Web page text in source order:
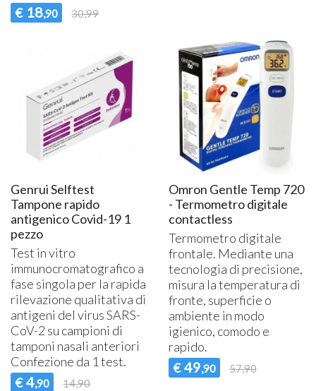
€ 18,90 30,99
Genrui Selftest
Tampone rapido
antigenico Covid-19 1
pezzo
Test in vitro
immunocromatografico a
fase singola per la rapida
rilevazione qualitativa di
antigeni del virusSARS-
CoV-2 su campioni di
tamponi nasali anteriori
Confezione da 1 test.
€ 4,90 14,90
Omron Gentle Temp 720
- Termometro digitale
contactless
Termometro digitale
frontale. Mediante una
tecnologia di precisione,
misura la temperatura di
fronte, superficie o
ambiente in modo
igienico, comodo e
rapido.
€ 49,90 57,90